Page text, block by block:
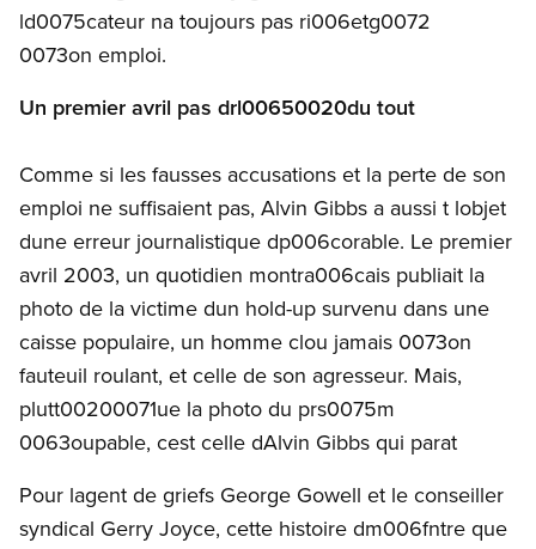
ld0075cateur na toujours pas ri006etg0072
0073on emploi.
Un premier avril pas drl00650020du tout
Comme si les fausses accusations et la perte de son
emploi ne suffisaient pas, Alvin Gibbs a aussi t lobjet
dune erreur journalistique dp006corable. Le premier
avril 2003, un quotidien montra006cais publiait la
photo de la victime dun hold-up survenu dans une
caisse populaire, un homme clou jamais 0073on
fauteuil roulant, et celle de son agresseur. Mais,
plutt00200071ue la photo du prs0075m
0063oupable, cest celle dAlvin Gibbs qui parat
Pour lagent de griefs George Gowell et le conseiller
syndical Gerry Joyce, cette histoire dm006fntre que